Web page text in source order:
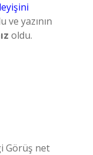
ve yazının
oldu.
Görüş net